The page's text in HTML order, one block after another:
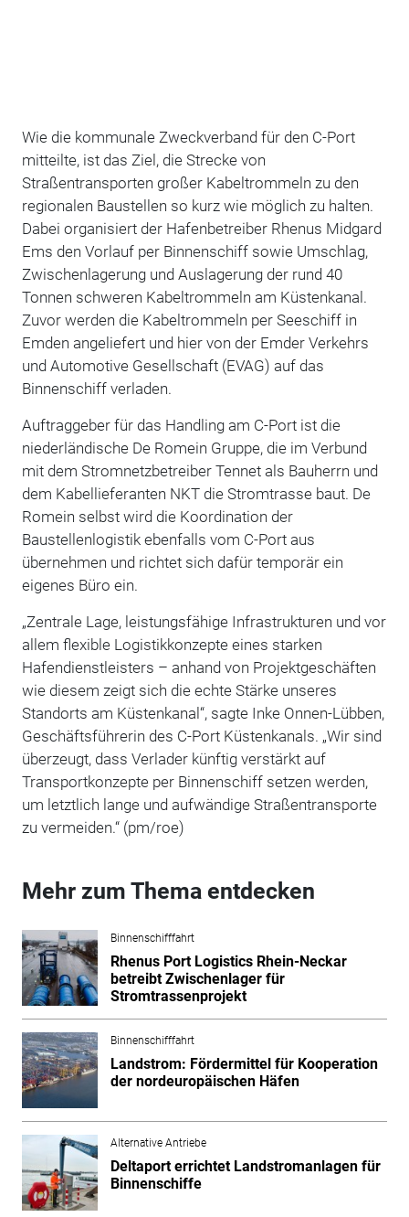
Wie die kommunale Zweckverband für den C-Port
mitteilte, ist das Ziel, die Strecke von
Straßentransporten großer Kabeltrommeln zu den
regionalen Baustellen so kurz wie möglich zu halten.
Dabei organisiert der Hafenbetreiber Rhenus Midgard
Ems den Vorlauf per Binnenschiff sowie Umschlag,
Zwischenlagerung und Auslagerung der rund 40
Tonnen schweren Kabeltrommeln am Küstenkanal.
Zuvor werden die Kabeltrommeln per Seeschiff in
Emden angeliefert und hier von der Emder Verkehrs
und Automotive Gesellschaft (EVAG) auf das
Binnenschiff verladen.
Auftraggeber für das Handling am C-Port ist die
niederländische De Romein Gruppe, die im Verbund
mit dem Stromnetzbetreiber Tennet als Bauherrn und
dem Kabellieferanten NKT die Stromtrasse baut. De
Romein selbst wird die Koordination der
Baustellenlogistik ebenfalls vom C-Port aus
übernehmen und richtet sich dafür temporär ein
eigenes Büro ein.
„Zentrale Lage, leistungsfähige Infrastrukturen und vor
allem flexible Logistikkonzepte eines starken
Hafendienstleisters – anhand von Projektgeschäften
wie diesem zeigt sich die echte Stärke unseres
Standorts am Küstenkanal“, sagte Inke Onnen-Lübben,
Geschäftsführerin des C-Port Küstenkanals. „Wir sind
überzeugt, dass Verlader künftig verstärkt auf
Transportkonzepte per Binnenschiff setzen werden,
um letztlich lange und aufwändige Straßentransporte
zu vermeiden.“ (pm/roe)
Mehr zum Thema entdecken
Binnenschifffahrt
Rhenus Port Logistics Rhein-Neckar
betreibt Zwischenlager für
Stromtrassenprojekt
Binnenschifffahrt
Landstrom: Fördermittel für Kooperation
der nordeuropäischen Häfen
Alternative Antriebe
Deltaport errichtet Landstromanlagen für
Binnenschiffe